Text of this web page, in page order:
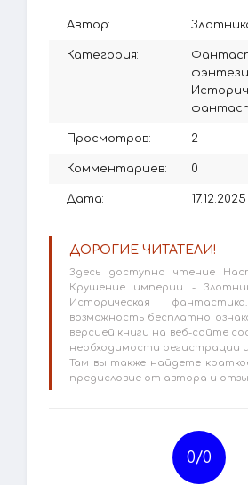
Автор:
Категория:
фэнтези
Просмотров: 2
Комментариев: 0
Дата: 17.12.2025
ДОРОГИЕ ЧИТАТЕЛИ!
Здесь доступно чтение
Крушение империи -
Историческая
возможность бесплатно
версией книги на веб-сайте
необходимости регистрации
Там вы также найдете
предисловие от автора и
0/0